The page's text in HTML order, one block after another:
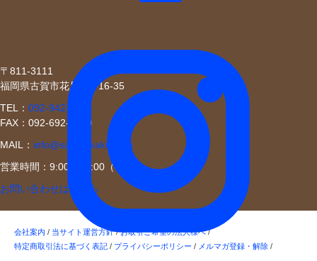
〒811-3111
福岡県古賀市花見南2-16-35
TEL： 092-942-0630
FAX：092-692-4350
MAIL： info@sakaikikaku.com
営業時間：9:00〜17:00（平日）
お問い合わせはこちら
会社案内 / 当サイト運営方針/ お取引ご希望の法人様へ/
特定商取引法に基づく表記 / プライバシーポリシー / メルマガ登録・解除 /